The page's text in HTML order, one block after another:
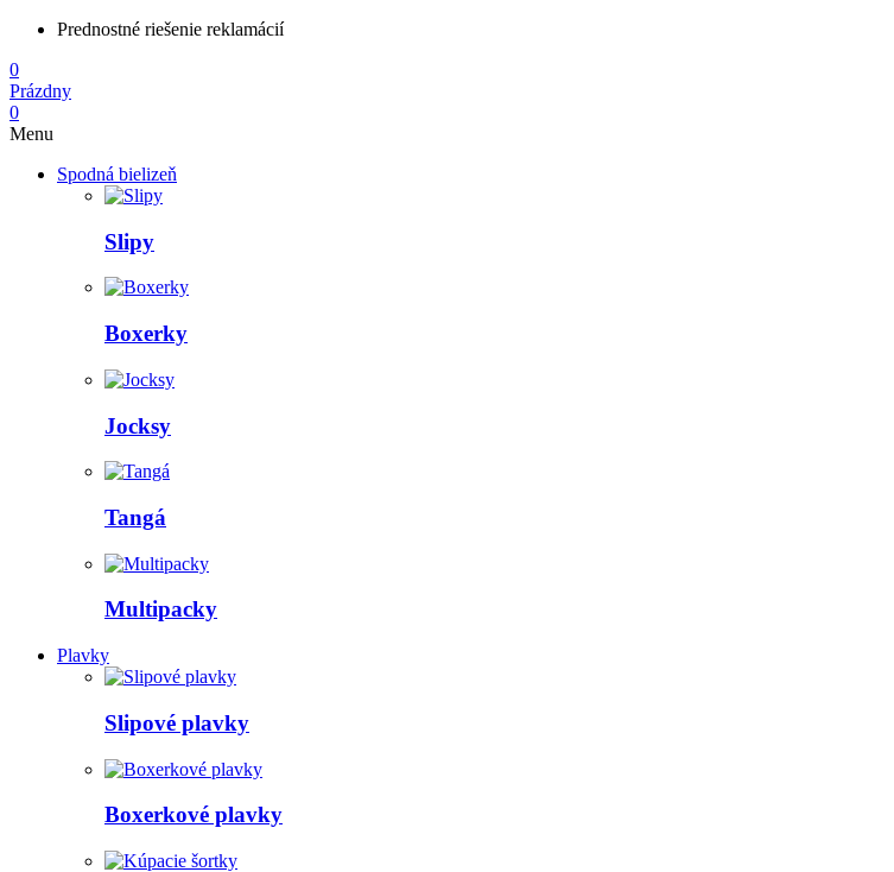
Prednostné riešenie reklamácií
0
Prázdny
0
Menu
Spodná bielizeň
Slipy
Boxerky
Jocksy
Tangá
Multipacky
Plavky
Slipové plavky
Boxerkové plavky